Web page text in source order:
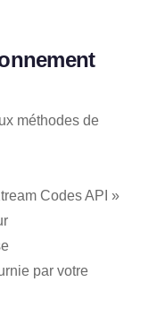
méthodes de
Codes API »
par votre